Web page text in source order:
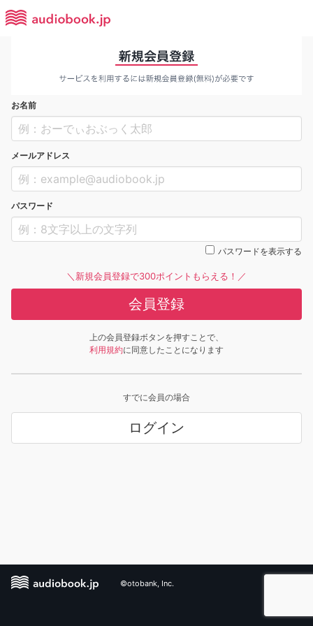
お名前
メールアドレス
パスワード
パスワードを表示する
＼新規会員登録で300ポイントもらえる！／
会員登録
上の会員登録ボタンを押すことで、
利用規約に同意したことになります
すでに会員の場合
ログイン
©otobank, Inc.